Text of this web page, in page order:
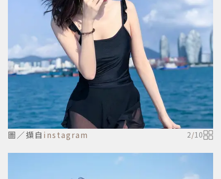
圖／擷自 instagram 2/10